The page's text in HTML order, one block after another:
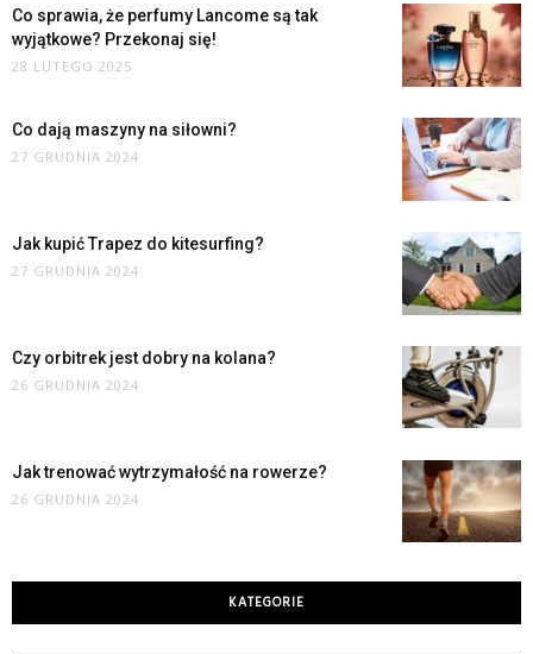
Co sprawia, że perfumy Lancome są tak
wyjątkowe? Przekonaj się!
28 LUTEGO 2025
Co dają maszyny na siłowni?
27 GRUDNIA 2024
Jak kupić Trapez do kitesurfing?
27 GRUDNIA 2024
Czy orbitrek jest dobry na kolana?
26 GRUDNIA 2024
Jak trenować wytrzymałość na rowerze?
26 GRUDNIA 2024
KATEGORIE